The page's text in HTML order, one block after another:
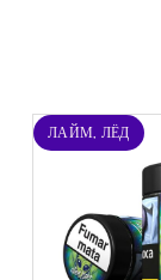
ЛАЙМ, ЛЁД